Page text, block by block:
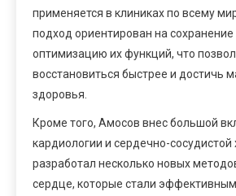
применяется в клиниках по всему
подход ориентирован на сохранение
оптимизацию их функций, что
восстановиться быстрее и достичь
здоровья.
Кроме того, Амосов внес большой
кардиологии и сердечно-сосудистой
разработал несколько новых
сердце, которые стали